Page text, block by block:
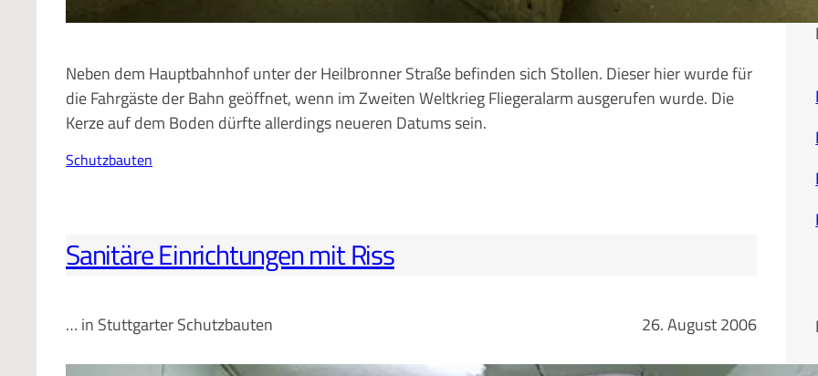
Neben dem Hauptbahnhof unter der Heilbronner Straße befinden sich Stollen. Dieser hier wurde für
die Fahrgäste der Bahn geöffnet, wenn im Zweiten Weltkrieg Fliegeralarm ausgerufen wurde. Die
Kerze auf dem Boden dürfte allerdings neueren Datums sein.
Schutzbauten
Sanitäre Einrichtungen mit Riss
… in Stuttgarter Schutzbauten 26. August 2006